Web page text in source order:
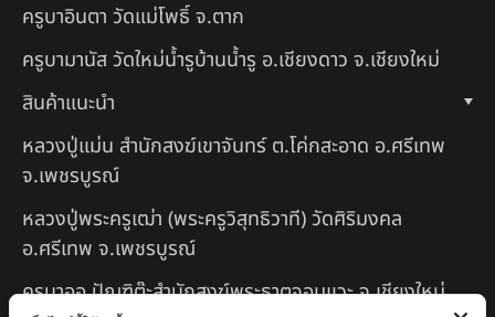
ครูบาอินตา วัดแม่โพธิ์ จ.ตาก
ครูบามานัส วัดใหม่น้ำรูบ้านน้ำรู อ.เชียงดาว จ.เชียงใหม่
สินค้าแนะนำ
หลวงปู่แม่น สำนักสงฆ์เขาจันทร์ ต.โค่กสะอาด อ.ศรีเทพ
จ.เพชรบูรณ์
หลวงปู่พระครูเฒ่า (พระครูวิสุทธิวาที) วัดศิริมงคล
อ.ศรีเทพ จ.เพชรบูรณ์
ครูบาออ ปัณฑิต๊ะสำนักสงฆ์พระธาตุจอมแวะ จ.เชียงใหม่